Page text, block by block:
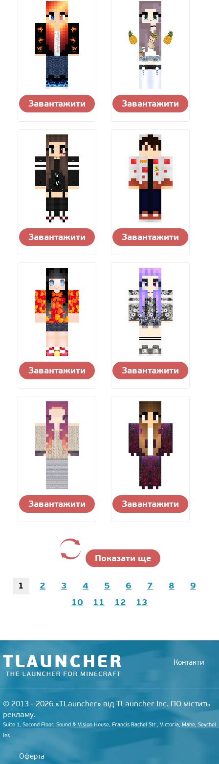
Завантажити Завантажити
Завантажити Завантажити
Завантажити Завантажити
Завантажити Завантажити
Показати ще
1 2 3 4 5 6 7 8
9
10
11 12 13
Контакти
© 2013 - 2026 «TLauncher» від TLauncher Inc. ПО містить
рекламу.
Suite 1, Second Floor, Sound & Vision House, Francis Rachel Str., Victoria, Mahe, Seychel
les
Оферта